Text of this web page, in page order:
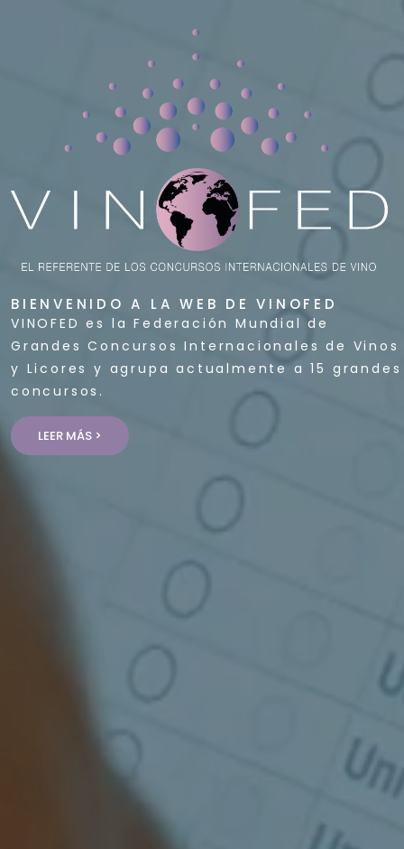
BIENVENIDO A LA WEB DE VINOFED
VINOFED es la Federación Mundial de
Grandes Concursos Internacionales de Vinos
y Licores y agrupa actualmente a 15 grandes
concursos.
LEER MÁS >